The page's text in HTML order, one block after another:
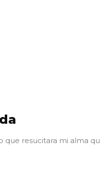
que resucitara mi alma